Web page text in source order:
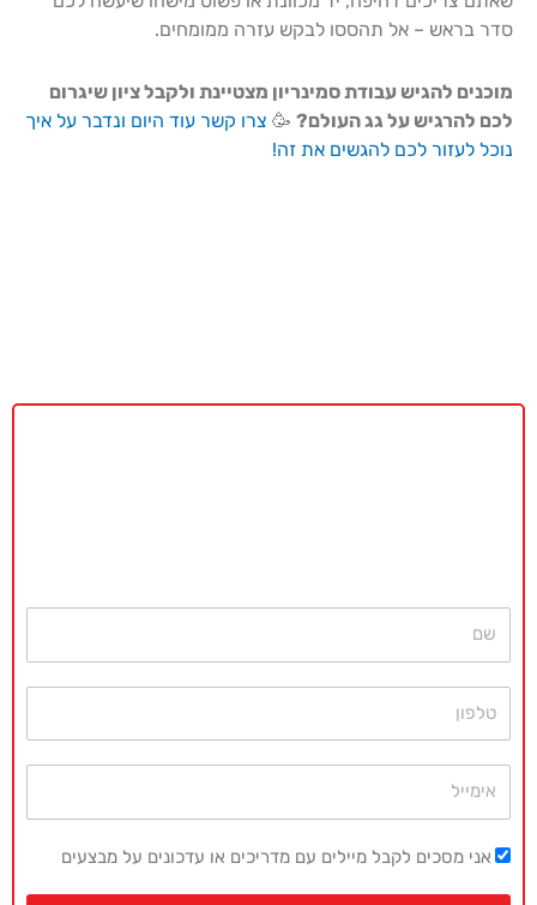
סדר בראש – אל תהססו לבקש עזרה ממומחים.
מוכנים להגיש עבודת סמינריון מצטיינת ולקבל ציון שיגרום
לכם להרגיש על גג העולם? 🥳 צרו קשר עוד היום ונדבר על איך
נוכל לעזור לכם להגשים את זה!
אני מסכים לקבל מיילים עם מדריכים או עדכונים על מבצעים